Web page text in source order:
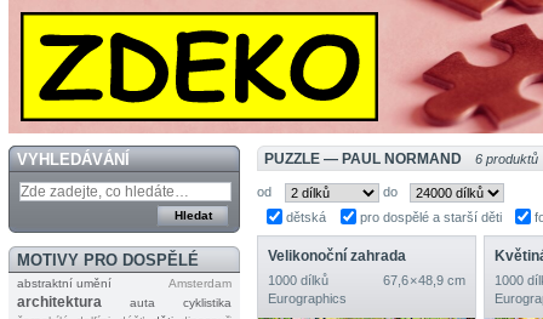
VYHLEDÁVÁNÍ
MOTIVY PRO DOSPĚLÉ
abstraktní umění Amsterdam
architektura auta
cyklistika
PUZZLE — PAUL NORMAND 6 produktů
od
do
dětská
pro dospělé a starší děti
Velikonoční zahrada
1000 dílků
67,6 × 48,9 cm
Eurographics
1000